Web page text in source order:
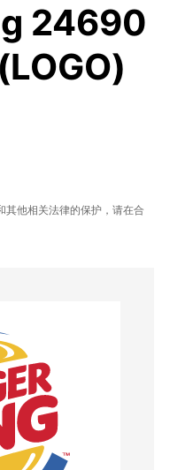
24690
其他相关法律的保护，请在合